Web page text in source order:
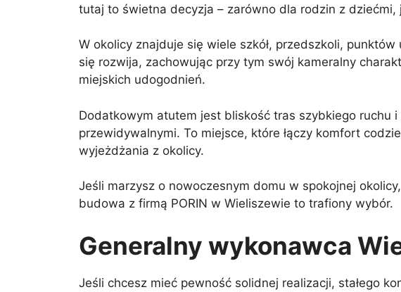
tutaj to świetna decyzja – zarówno dla rodzin z dziećmi,
W okolicy znajduje się wiele szkół, przedszkoli,
się rozwija, zachowując przy tym swój kameralny
miejskich udogodnień.
Dodatkowym atutem jest bliskość tras szybkiego ruchu
przewidywalnymi. To miejsce, które łączy komfort
wyjeżdżania z okolicy.
Jeśli marzysz o nowoczesnym domu w spokojnej
budowa z firmą PORIN w Wieliszewie to trafiony wybór.
Generalny wykonawca
Jeśli chcesz mieć pewność solidnej realizacji, stałego